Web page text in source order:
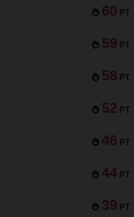
60 PT
59 PT
58 PT
52 PT
46 PT
44 PT
39 PT